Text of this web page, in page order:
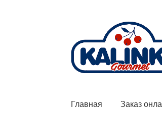
навигации
содержимому
Главная Заказ